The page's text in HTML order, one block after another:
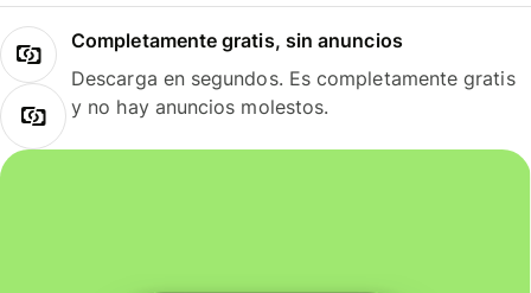
Completamente gratis, sin anuncios
Descarga en segundos. Es completamente gratis
y no hay anuncios molestos.